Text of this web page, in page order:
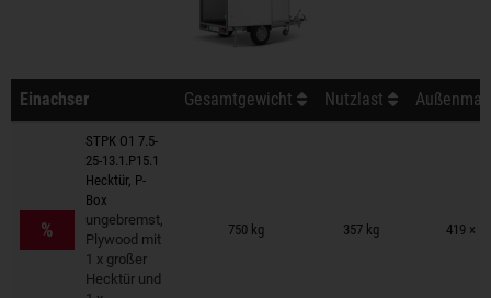
Einachser Gesamtgewicht Nutzlast
%
STPK O1 7.5-
25-13.1.P15.1
Hecktür, P-
Box
ungebremst,
Plywood mit
1 x großer
Hecktür und
750 kg 357 kg 419 ×
Anhänger auf Merkzettel